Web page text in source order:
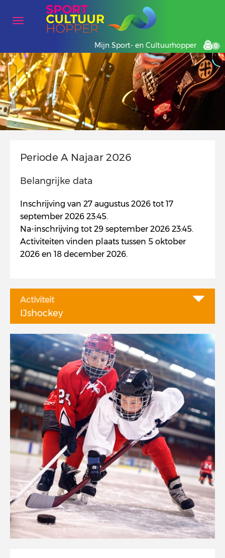
Mijn Sport- en Cultuurhopper 0
Periode A Najaar 2026
Belangrijke data
Inschrijving van 27 augustus 2026 tot 17
september 2026 23:45.
Na-inschrijving tot 29 september 2026 23:45.
Activiteiten vinden plaats tussen 5 oktober
2026 en 18 december 2026.
Activiteit
IJshockey